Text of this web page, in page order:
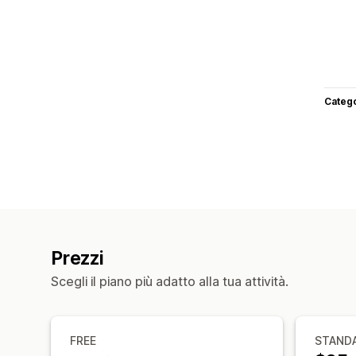
Prezzi
Scegli il piano più adatto alla tua attività.
FREE